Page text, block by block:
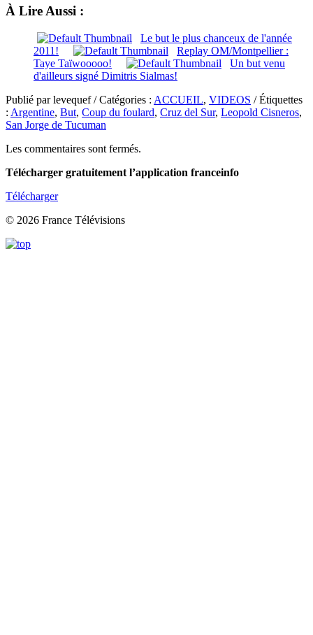
À Lire Aussi :
Le but le plus chanceux de l'année
2011!
Replay OM/Montpellier :
Taye Taïwooooo!
Un but venu
d'ailleurs signé Dimitris Sialmas!
Publié par levequef / Catégories : ACCUEIL, VIDEOS / Étiquettes
: Argentine, But, Coup du foulard, Cruz del Sur, Leopold Cisneros,
San Jorge de Tucuman
Les commentaires sont fermés.
Télécharger gratuitement l’application franceinfo
Télécharger
© 2026 France Télévisions